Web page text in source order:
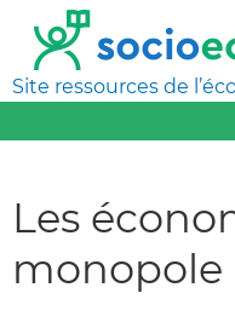
Site ressources de
Les
monopole